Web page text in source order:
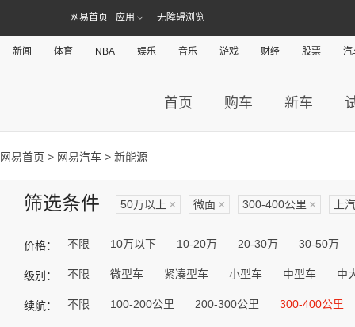
网易首页 应用 无障碍浏览
新闻 体育 NBA 娱乐 音乐 游戏 财经 股票 汽
首页 购车 新车
网易首页 > 网易汽车 > 新能源
筛选条件 50万以上 × 微面 × 300-400公里 × 上
价格： 不限 10万以下 10-20万 20-30万 30-50万
级别： 不限 微型车 紧凑型车 小型车 中型车 中
续航： 不限 100-200公里 200-300公里 300-400公里